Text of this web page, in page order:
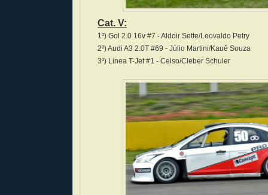
Cat. V:
1º) Gol 2.0 16v #7 - Aldoir Sette/Leovaldo Petry
2º) Audi A3 2.0T #69 - Júlio Martini/Kauê Souza
3º) Linea T-Jet #1 - Celso/Cleber Schuler